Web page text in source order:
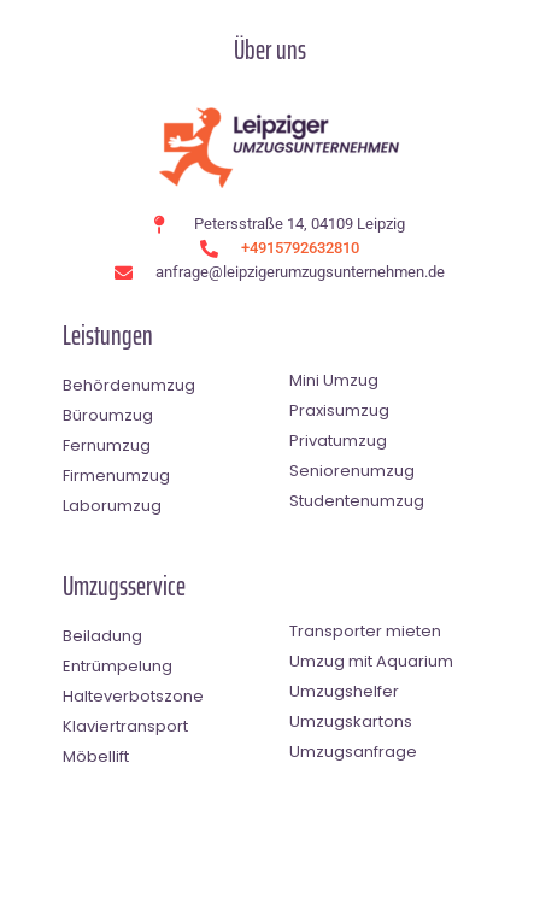
Über uns
Petersstraße 14, 04109 Leipzig
+4915792632810
anfrage@leipzigerumzugsunternehmen.de
Leistungen
Behördenumzug
Büroumzug
Fernumzug
Firmenumzug
Laborumzug
Mini Umzug
Praxisumzug
Privatumzug
Seniorenumzug
Studentenumzug
Umzugsservice
Beiladung
Entrümpelung
Halteverbotszone
Klaviertransport
Möbellift
Transporter mieten
Umzug mit Aquarium
Umzugshelfer
Umzugskartons
Umzugsanfrage